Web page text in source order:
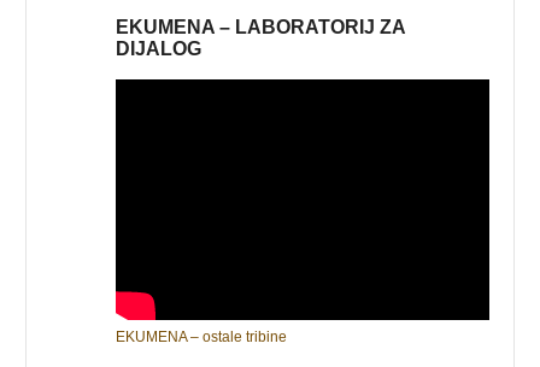
EKUMENA – LABORATORIJ ZA
DIJALOG
EKUMENA – ostale tribine